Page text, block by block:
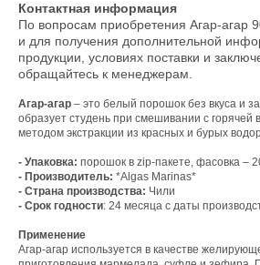
Контактная информация
По вопросам приобретения Агар-агар
и для получения дополнительной
продукции, условиях поставки и
обращайтесь к менеджерам.
Агар-агар – это белый порошок без вкуса и
образует студень при смешивании с горячей
методом экстракции из красных и бурых
- Упаковка: порошок в zip-пакете, фасовка –
- Производитель: *Algas Marinas*
- Страна производства: Чили
- Срок годности: 24 месяца с даты
Применение
Агар-агар используется в качестве